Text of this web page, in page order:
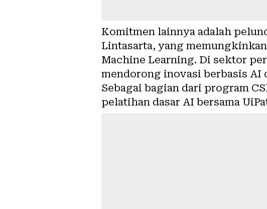
Komitmen lainnya adalah
Lintasarta, yang
Machine Learning. Di sektor
mendorong inovasi berbasis AI
Sebagai bagian dari program
pelatihan dasar AI bersama